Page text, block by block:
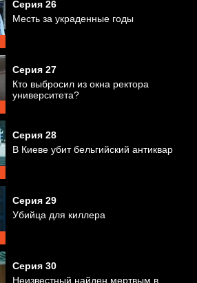
Серия 26
Месть за украденные годы
Серия 27
Кто выбросил из окна ректора
университета?
Серия 28
В Киеве убит бельгийский антиквар
Серия 29
Убийца для киллера
Серия 30
Неизвестный найден мертвым в